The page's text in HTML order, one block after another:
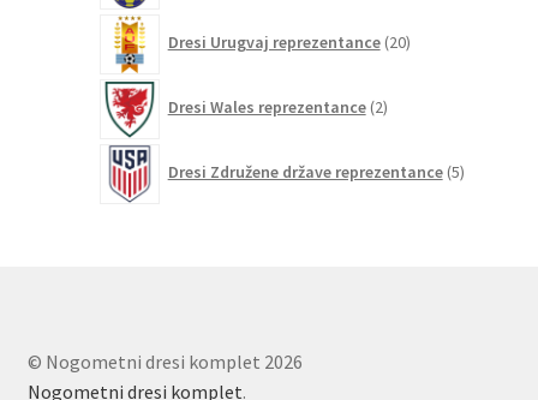
Dresi Urugvaj reprezentance 20izdelkov
Dresi Wales reprezentance 2izdelka
Dresi Združene države reprezentance 5izdelkov
© Nogometni dresi komplet 2026
Nogometni dresi komplet.